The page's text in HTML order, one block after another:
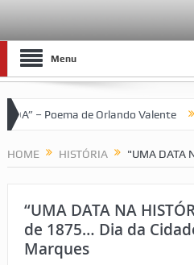
Menu
de Orlando Valente VII
HOME HISTÓRIA "UMA DATA
“UMA DATA NA
de 1875… Dia da
Marques